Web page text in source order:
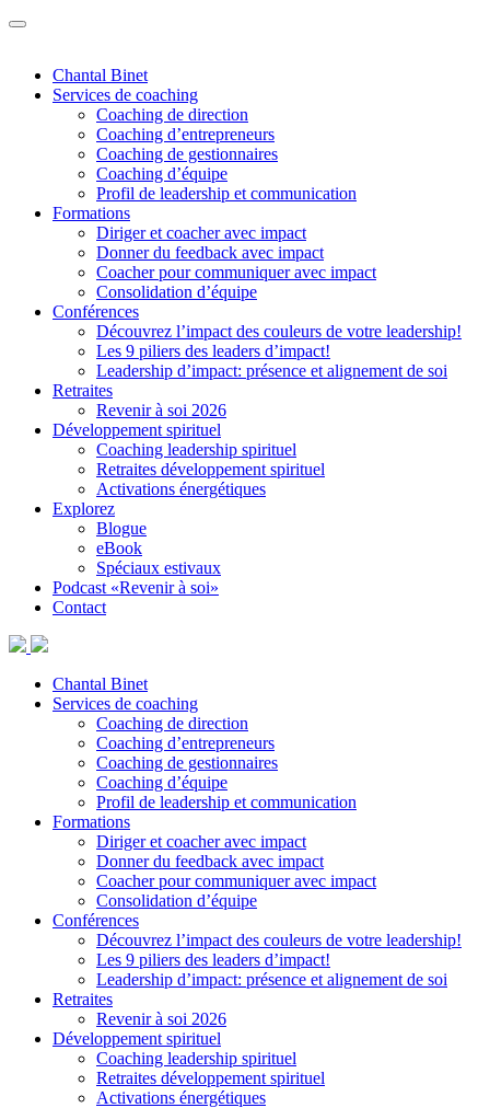
Chantal Binet
Services de coaching
Coaching de direction
Coaching d’entrepreneurs
Coaching de gestionnaires
Coaching d’équipe
Profil de leadership et communication
Formations
Diriger et coacher avec impact
Donner du feedback avec impact
Coacher pour communiquer avec impact
Consolidation d’équipe
Conférences
Découvrez l’impact des couleurs de votre leadership!
Les 9 piliers des leaders d’impact!
Leadership d’impact: présence et alignement de soi
Retraites
Revenir à soi 2026
Développement spirituel
Coaching leadership spirituel
Retraites développement spirituel
Activations énergétiques
Explorez
Blogue
eBook
Spéciaux estivaux
Podcast «Revenir à soi»
Contact
Chantal Binet
Services de coaching
Coaching de direction
Coaching d’entrepreneurs
Coaching de gestionnaires
Coaching d’équipe
Profil de leadership et communication
Formations
Diriger et coacher avec impact
Donner du feedback avec impact
Coacher pour communiquer avec impact
Consolidation d’équipe
Conférences
Découvrez l’impact des couleurs de votre leadership!
Les 9 piliers des leaders d’impact!
Leadership d’impact: présence et alignement de soi
Retraites
Revenir à soi 2026
Développement spirituel
Coaching leadership spirituel
Retraites développement spirituel
Activations énergétiques